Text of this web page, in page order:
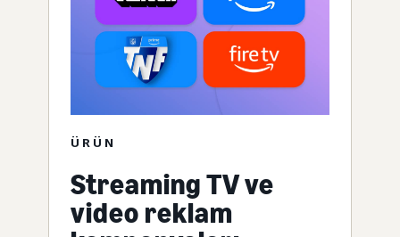
ÜRÜN
Streaming TV ve
video reklam